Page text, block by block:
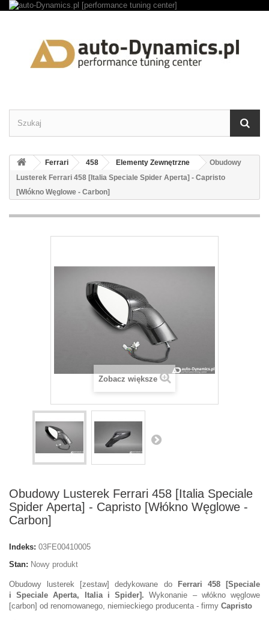
Ferrari 458 Elementy Zewnętrzne
Obudowy
Lusterek Ferrari 458 [Italia Speciale Spider Aperta] - Capristo
[Włókno Węglowe - Carbon]
Zobacz większe
Obudowy Lusterek Ferrari 458 [Italia Speciale
Spider Aperta] - Capristo [Włókno Węglowe -
Carbon]
Indeks: 03FE00410005
Stan: Nowy produkt
Obudowy lusterek [zestaw] dedykowane do
Ferrari 458 [Speciale
i Speciale Aperta, Italia i Spider]. Wykonanie – włókno węglowe
[carbon] od renomowanego, niemieckiego producenta - firmy Capristo